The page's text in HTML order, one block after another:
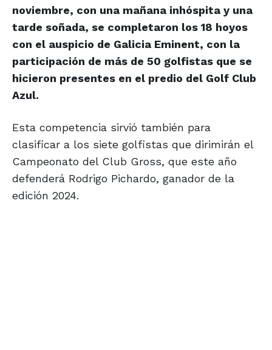
noviembre, con una mañana inhóspita y una
tarde soñada, se completaron los 18 hoyos
con el auspicio de Galicia Eminent, con la
participación de más de 50 golfistas que se
hicieron presentes en el predio del Golf Club
Azul.
Esta competencia sirvió también para
clasificar a los siete golfistas que dirimirán el
Campeonato del Club Gross, que este año
defenderá Rodrigo Pichardo, ganador de la
edición 2024.